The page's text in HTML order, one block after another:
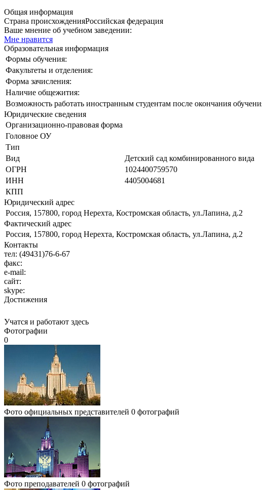
Общая информация
Страна происхожденияРоссийская федерация
Ваше мнение об учебном заведении:
Мне нравится
Образовательная информация
Формы обучения:
Факультеты и отделения:
Форма зачисления:
Наличие общежития:
Возможность работать иностранным студентам после окончания
Юридические сведения
Организационно-правовая форма
Головное ОУ
Тип
Вид
Детский сад комбинированного вида
ОГРН
1024400759570
ИНН
4405004681
КПП
Юридический адрес
Россия, 157800, город Нерехта, Костромская область, ул.Лапина, д.2
Фактический адрес
Россия, 157800, город Нерехта, Костромская область, ул.Лапина, д.2
Контакты
тел: (49431)76-6-67
факс:
e-mail:
сайт:
skype:
Достижения
Учатся и работают здесь
Фотографии
0
Фото официальных представителей 0 фотографий
Фото преподавателей 0 фотографий